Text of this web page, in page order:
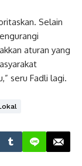
Selain
aturan yang
seru Fadli lagi.